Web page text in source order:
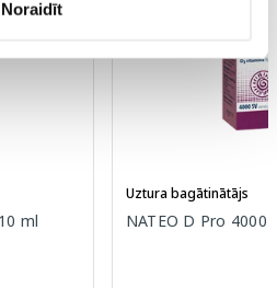
Noraidīt
ml
Uztura bagātinātājs
NATEO D Pro 4000